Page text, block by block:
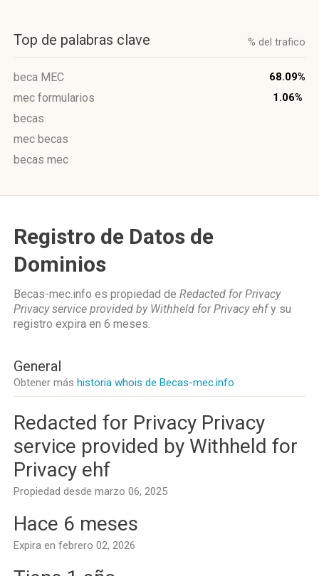
Top de palabras clave % del trafico
beca MEC 68.09%
mec formularios 1.06%
becas
mec becas
becas mec
Registro de Datos de
Dominios
Becas-mec.info es propiedad de Redacted for Privacy
Privacy service provided by Withheld for Privacy ehfy su
registro expira en 6 meses.
General
Obtener más historia whois de Becas-mec.info
Redacted for Privacy Privacy
service provided by Withheld for
Privacy ehf
Propiedad desde marzo 06, 2025
Hace 6 meses
Expira en febrero 02, 2026